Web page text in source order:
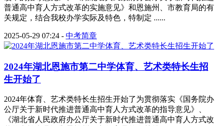
普通高中育人方式改革的实施意见》和恩施州、市教育局的有
关规定，结合我校办学实际及特色，特制定 ......
2025-05-29 07:24 - 中考简章
2024年湖北恩施市第二中学体育、艺术类特长生招
生开始了
2024年体育、艺术类特长生招生开始了为贯彻落实《国务院办
公厅关于新时代推进普通高中育人方式改革的指导意见》、
《湖北省人民政府办公厅关于新时代推进普通高中育人方式改